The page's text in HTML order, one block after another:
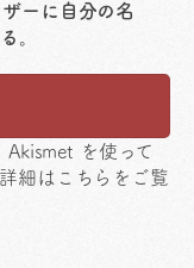
ーに自分の名
。
Akismet を使って
細はこちらをご覧